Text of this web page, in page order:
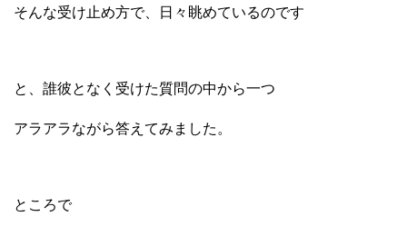
そんな受け止め方で、日々眺めているのです
と、誰彼となく受けた質問の中から一つ
アラアラながら答えてみました。
ところで